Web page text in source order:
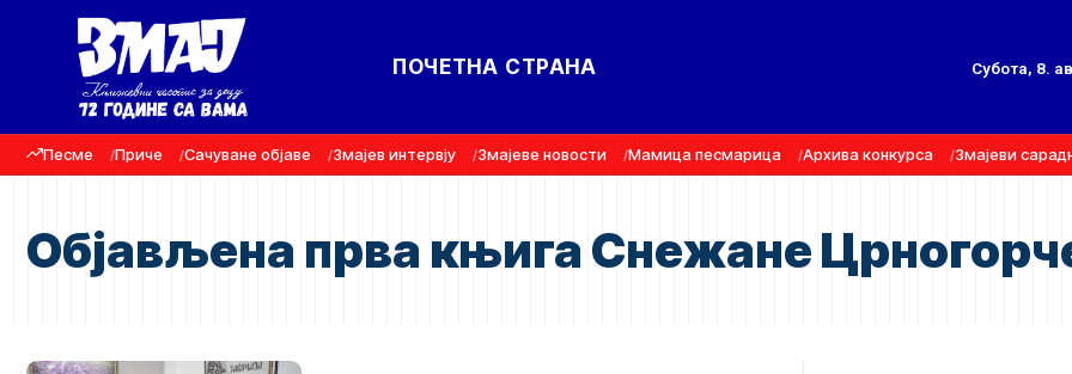
ПОЧЕТНА СТРАНА Субота, 8.
Песме Приче Сачуване објаве Змајев интервју Змајеве новости Мамица песмарица Архива конкурса Змајеви
Објављена прва књига Снежане